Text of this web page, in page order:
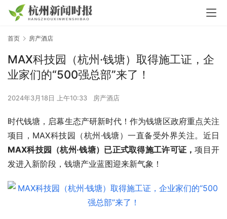
首页 房产酒店
MAX科技园（杭州·钱塘）取得施工证，企
业家们的“500强总部”来了！
2024年3月18日 上午10:33 房产酒店
时代钱塘，启幕生态产研新时代！作为钱塘区政府重点关注
项目，MAX科技园（杭州·钱塘）一直备受外界关注。近日
MAX科技园（杭州·钱塘）已正式取得施工许可证，项目开
发进入新阶段，钱塘产业蓝图迎来新气象！